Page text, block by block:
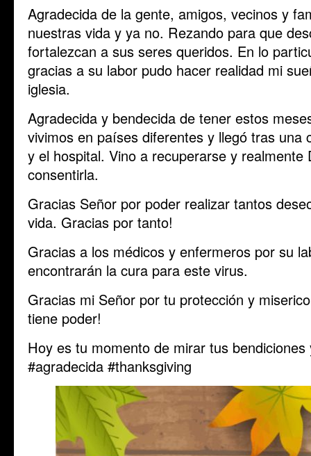
Agradecida de la gente, amigos, vecinos y
nuestras vida y ya no. Rezando para que
fortalezcan a sus seres queridos. En lo
gracias a su labor pudo hacer realidad mi
iglesia.
Agradecida y bendecida de tener estos
vivimos en países diferentes y llegó tras una
y el hospital. Vino a recuperarse y
consentirla.
Gracias Señor por poder realizar tantos
vida. Gracias por tanto!
Gracias a los médicos y enfermeros por su
encontrarán la cura para este virus.
Gracias mi Señor por tu protección y
tiene poder!
Hoy es tu momento de mirar tus
#agradecida #thanksgiving